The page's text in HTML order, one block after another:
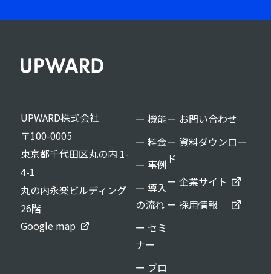
UPWARD株式会社
〒100-0005
東京都千代田区丸の内 1-
4-1
丸の内永楽ビルディング
26階
Google map
ー 機能
ー 料金
ー 事例
ー 導入
の流れ
ー セミ
ナー
ー ブロ
ー お問い合わせ
ー 資料ダウンロー
ド
ー 企業サイト
ー 採用情報